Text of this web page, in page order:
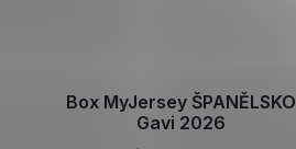
Box MyJersey ŠPANĚLSKO
Gavi 2026